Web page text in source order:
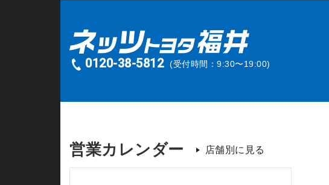
0120-38-5812 (受付時間：9:30〜19:00)
営業カレンダー 店舗別に見る